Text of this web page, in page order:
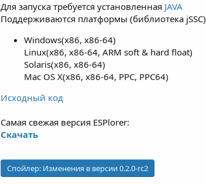
Для запуска требуется установленная JAVA
Поддерживаются платформы (библиотека jSSC)
Windows(x86, x86-64)
Linux(x86, x86-64, ARM soft & hard float)
Solaris(x86, x86-64)
Mac OS X(x86, x86-64, PPC, PPC64)
Исходный код
Самая свежая версия ESPlorer:
Скачать
Спойлер: Изменения в версии 0.2.0-rc2